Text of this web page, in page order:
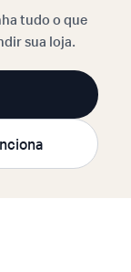
tudo o que
sua loja.